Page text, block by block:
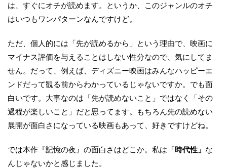
は、すぐにオチが読めます。というか、このジャンルのオチ
はいつもワンパターンなんですけど。
ただ、個人的には「先が読めるから」という理由で、映画に
マイナス評価を与えることはしない性分なので、気にしてま
せん。だって、例えば、ディズニー映画はみんなハッピーエ
ンドだって観る前からわかっているじゃないですか。でも面
白いです。大事なのは「先が読めないこと」ではなく「その
過程が楽しいこと」だと思ってます。もちろん先の読めない
展開が面白さになっている映画もあって、好きですけどね。
では本作『記憶の夜』の面白さはどこか。私は 「時代性」 な
んじゃないかと感じました。